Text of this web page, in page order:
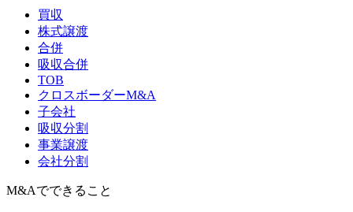
買収
株式譲渡
合併
吸収合併
TOB
クロスボーダーM&A
子会社
吸収分割
事業譲渡
会社分割
M&Aでできること